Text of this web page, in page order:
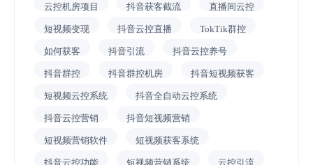
云控机房项目 抖音获客截流 直播间云控
短视频变现 抖音云控直播 TokTik群控
如何获客 抖音引流 抖音云控养号
抖音群控 抖音群控机房 抖音短视频获客
短视频云控系统 抖音全自动云控系统
抖音云控营销 抖音短视频营销
短视频营销软件 短视频获客系统
抖音云控功能 短视频营销系统 云控引流